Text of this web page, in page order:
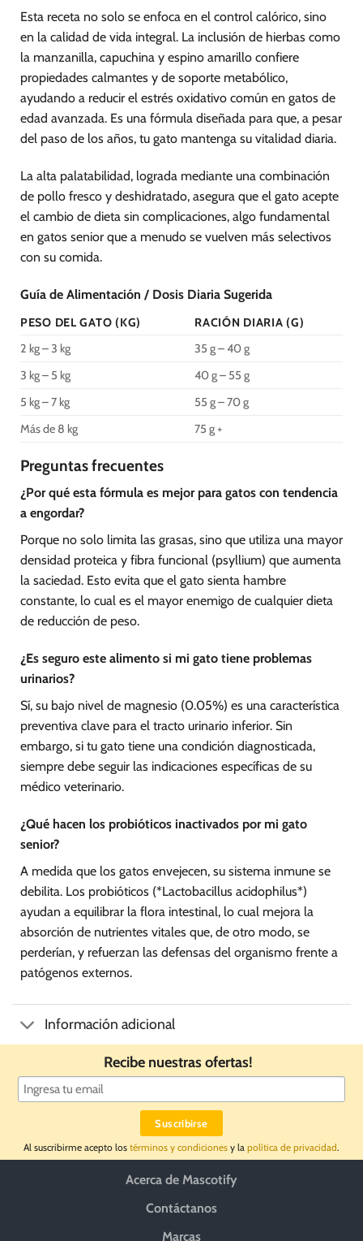
Esta receta no solo se enfoca en el control calórico, sino
en la calidad de vida integral. La inclusión de hierbas como
la manzanilla, capuchina y espino amarillo confiere
propiedades calmantes y de soporte metabólico,
ayudando a reducir el estrés oxidativo común en gatos de
edad avanzada. Es una fórmula diseñada para que, a pesar
del paso de los años, tu gato mantenga su vitalidad diaria.
La alta palatabilidad, lograda mediante una combinación
de pollo fresco y deshidratado, asegura que el gato acepte
el cambio de dieta sin complicaciones, algo fundamental
en gatos senior que a menudo se vuelven más selectivos
con su comida.
Guía de Alimentación / Dosis Diaria Sugerida
PESO DEL GATO (KG)
RACIÓN DIARIA (G)
2 kg – 3 kg
35 g – 40 g
3 kg – 5 kg
40 g – 55 g
5 kg – 7 kg
55 g – 70 g
Más de 8 kg
75 g +
Preguntas frecuentes
¿Por qué esta fórmula es mejor para gatos con tendencia
a engordar?
Porque no solo limita las grasas, sino que utiliza una mayor
densidad proteica y fibra funcional (psyllium) que aumenta
la saciedad. Esto evita que el gato sienta hambre
constante, lo cual es el mayor enemigo de cualquier dieta
de reducción de peso.
¿Es seguro este alimento si mi gato tiene problemas
urinarios?
Sí, su bajo nivel de magnesio (0.05%) es una característica
preventiva clave para el tracto urinario inferior. Sin
embargo, si tu gato tiene una condición diagnosticada,
siempre debe seguir las indicaciones específicas de su
médico veterinario.
¿Qué hacen los probióticos inactivados por mi gato
senior?
A medida que los gatos envejecen, su sistema inmune se
debilita. Los probióticos (*Lactobacillus acidophilus*)
ayudan a equilibrar la flora intestinal, lo cual mejora la
absorción de nutrientes vitales que, de otro modo, se
perderían, y refuerzan las defensas del organismo frente a
patógenos externos.
Información adicional
Recibe nuestras ofertas!
Al suscribirme acepto los términos y condiciones y la política de privacidad.
Acerca de Mascotify
Contáctanos
Marcas